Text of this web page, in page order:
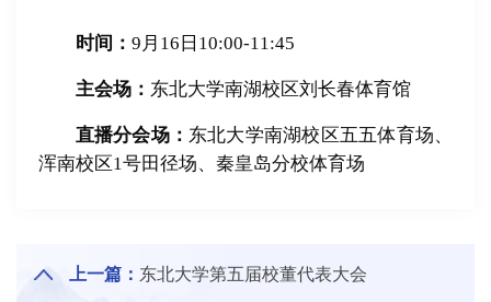
时间： 9月16日10:00-11:45
主会场： 东北大学南湖校区刘长春体育馆
直播分会场： 东北大学南湖校区五五体育场、
浑南校区1号田径场、秦皇岛分校体育场
上一篇： 东北大学第五届校董代表大会